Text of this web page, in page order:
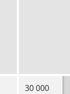
30 000